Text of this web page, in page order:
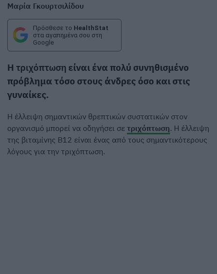
Μαρία Γκουρτσιλίδου
Πρόσθεσε το HealthStat
στα αγαπημένα σου στη
Google
Η τριχόπτωση είναι ένα πολύ συνηθισμένο
πρόβλημα τόσο στους άνδρες όσο και στις
γυναίκες.
Η έλλειψη σημαντικών θρεπτικών συστατικών στον
οργανισμό μπορεί να οδηγήσει σε τριχόπτωση. Η έλλειψη
της βιταμίνης Β12 είναι ένας από τους σημαντικότερους
λόγους για την τριχόπτωση.